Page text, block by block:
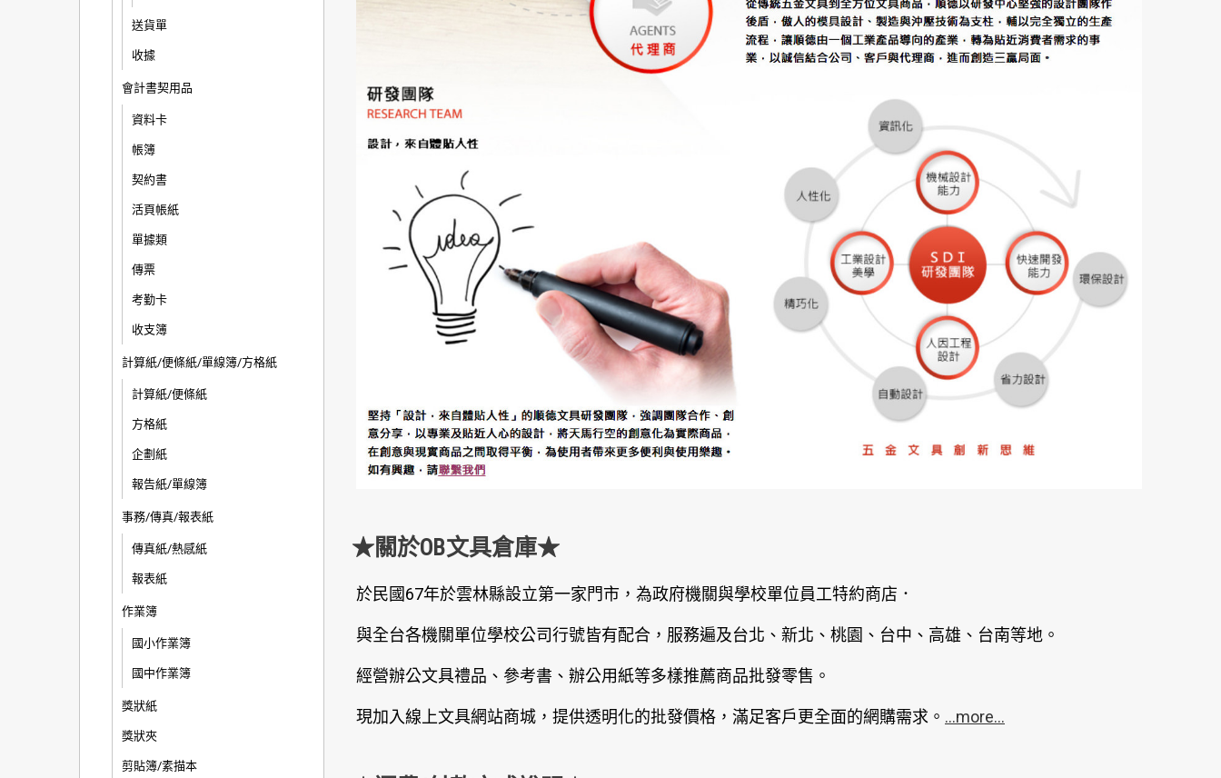
送貨單
收據
會計書契用品
資料卡
帳簿
契約書
活頁帳紙
單據類
傳票
考勤卡
收支簿
計算紙/便條紙/單線簿/方格紙
計算紙/便條紙
方格紙
企劃紙
報告紙/單線簿
事務/傳真/報表紙
傳真紙/熱感紙
報表紙
作業簿
國小作業簿
國中作業簿
獎狀紙
獎狀夾
剪貼簿/素描本
★關於OB文具倉庫★
於民國67年於雲林縣設立第一家門市，為政府機關與學校單位員工特約商店．
與全台各機關單位學校公司行號皆有配合，服務遍及台北、新北、桃園、台中、高雄、台南等地。
經營辦公文具禮品、參考書、辦公用紙等多樣推薦商品批發零售。
現加入線上文具網站商城，提供透明化的批發價格，滿足客戶更全面的網購需求。 ...more...